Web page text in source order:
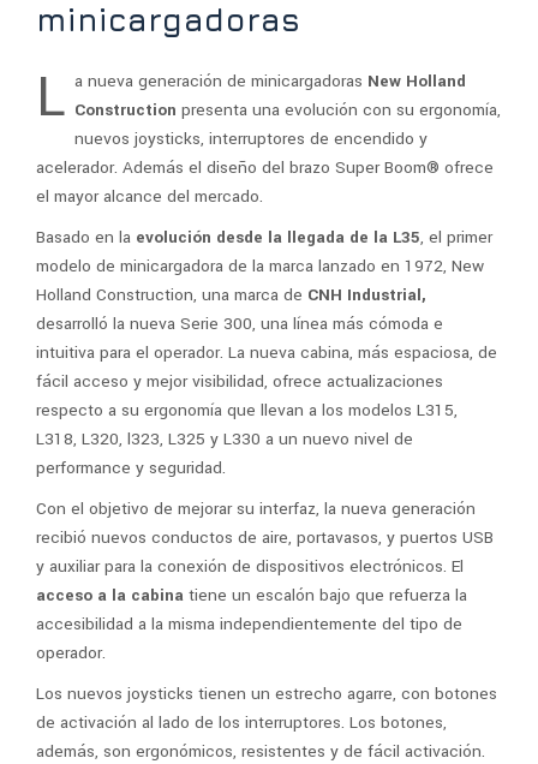
minicargadoras
L a nueva generación de minicargadoras New Holland
Construction presenta una evolución con su ergonomía,
nuevos joysticks, interruptores de encendido y
acelerador. Además el diseño del brazo Super Boom® ofrece
el mayor alcance del mercado.
Basado en la evolución desde la llegada de la L35, el primer
modelo de minicargadora de la marca lanzado en 1972, New
Holland Construction, una marca de CNH Industrial,
desarrolló la nueva Serie 300, una línea más cómoda e
intuitiva para el operador. La nueva cabina, más espaciosa, de
fácil acceso y mejor visibilidad, ofrece actualizaciones
respecto a su ergonomía que llevan a los modelos L315,
L318, L320, l323, L325 y L330 a un nuevo nivel de
performance y seguridad.
Con el objetivo de mejorar su interfaz, la nueva generación
recibió nuevos conductos de aire, portavasos, y puertos USB
y auxiliar para la conexión de dispositivos electrónicos. El
acceso a la cabina tiene un escalón bajo que refuerza la
accesibilidad a la misma independientemente del tipo de
operador.
Los nuevos joysticks tienen un estrecho agarre, con botones
de activación al lado de los interruptores. Los botones,
además, son ergonómicos, resistentes y de fácil activación.